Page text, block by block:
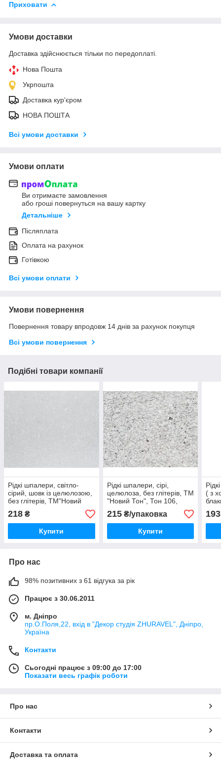
Приховати
Умови доставки
Доставка здійснюється тільки по передоплаті.
Нова Пошта
Укрпошта
Доставка кур'єром
НОВА ПОШТА
Всі умови доставки
Умови оплати
Ви отримаєте замовлення
або гроші повернуться на вашу картку
Детальніше
Післяплата
Оплата на рахунок
Готівкою
Всі умови оплати
Умови повернення
Повернення товару впродовж 14 днів за рахунок покупця
Всі умови повернення
Подібні товари компанії
Рідкі шпалери, світло-
сірий, шовк із целюлозою,
без глітерів, ТМ"Новий
218 ₴
Купити
Рідкі шпалери, сірі,
целюлоза, без глітерів, ТМ
"Новий Тон", Тон 106,
4м2
215₴/упаковка
Купити
( з
Тон
193
Про нас
98% позитивних з 61 відгука за рік
Працює з 30.06.2011
м. Дніпро
пр.О.Поля,22, вхід в "Декор студія ZHURAVEL", Дніпро,
Україна
Контакти
Сьогодні працює з 09:00 до 17:00
Показати весь графік роботи
Про нас
Контакти
Доставка та оплата